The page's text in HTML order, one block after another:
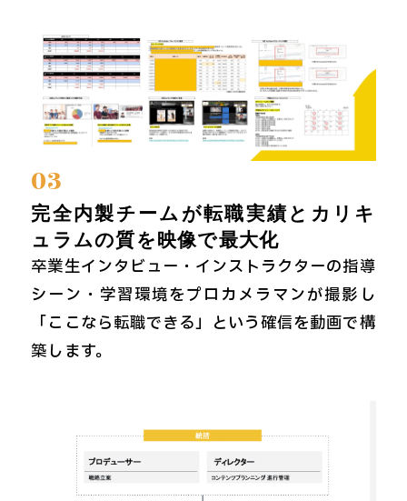
03
完全内製チームが転職実績とカリキ
ュラムの質を映像で最大化
卒業生インタビュー・インストラクターの指導
シーン・学習環境をプロカメラマンが撮影し
「ここなら転職できる」という確信を動画で構
築します。